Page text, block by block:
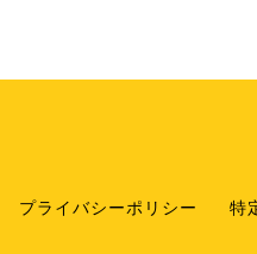
プライバシーポリシー 特